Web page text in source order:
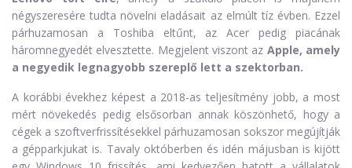
négyszeresére tudta növelni eladásait az elmúlt tíz évben. Ezzel
párhuzamosan a Toshiba eltűnt, az Acer pedig piacának
háromnegyedét elvesztette. Megjelent viszont az Apple, amely
a negyedik legnagyobb szereplő lett a szektorban.
A korábbi évekhez képest a 2018-as teljesítmény jobb, a most
mért növekedés pedig elsősorban annak köszönhető, hogy a
cégek a szoftverfrissítésekkel párhuzamosan sokszor megújítják
a gépparkjukat is. Tavaly októberben és idén májusban is kijött